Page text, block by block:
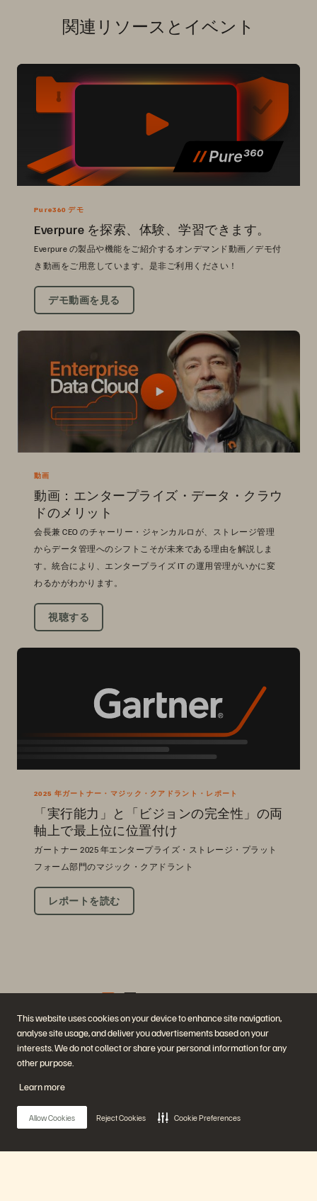
This website uses cookies on your device to enhance site navigation,
analyse site usage, and deliver you advertisements based on your
interests. We do not collect or share your personal information for any
other purpose.
Learn more
Allow Cookies Reject Cookies Cookie Preferences
関連リソースとイベント
Pure360 デモ
Everpure を探索、体験、学習できます。
Everpure の製品や機能をご紹介するオンデマンド動画／デモ付
き動画をご用意しています。是非ご利用ください！
デモ動画を見る
動画
動画：エンタープライズ・データ・クラウ
ドのメリット
会長兼 CEO のチャーリー・ジャンカルロが、ストレージ管理
からデータ管理へのシフトこそが未来である理由を解説しま
す。統合により、エンタープライズ IT の運用管理がいかに変
わるかがわかります。
視聴する
2025 年ガートナー・マジック・クアドラント・レポート
「実行能力」と「ビジョンの完全性」の両
軸上で最上位に位置付け
ガートナー 2025 年エンタープライズ・ストレージ・プラット
フォーム部門のマジック・クアドラント
レポートを読む
企業情報
採用情報
サステナビリティと社会的
IR（投資家向け情報）
所在地
エグゼクティブ・ブリーフ
ソリューション
AI（人工知能）